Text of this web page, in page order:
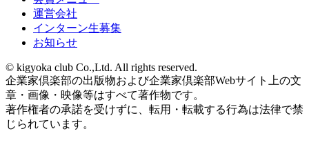
運営会社
インターン生募集
お知らせ
© kigyoka club Co.,Ltd. All rights reserved.
企業家倶楽部の出版物および企業家倶楽部Webサイト上の文
章・画像・映像等はすべて著作物です。
著作権者の承諾を受けずに、転用・転載する行為は法律で禁
じられています。